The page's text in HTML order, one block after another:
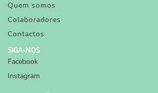
Quem somos
Colaboradores
Contactos
SIGA-NOS
Facebook
Instagram